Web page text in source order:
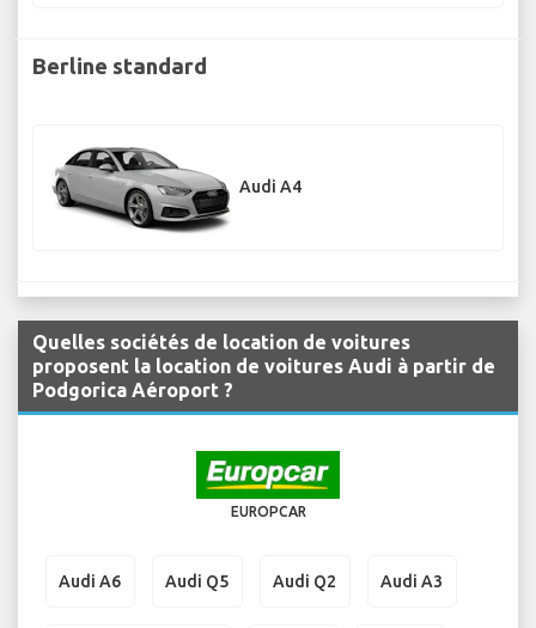
Berline standard
Audi A4
Quelles sociétés de location de voitures
proposent la location de voitures Audi à partir de
Podgorica Aéroport ?
EUROPCAR
Audi A6 Audi Q5 Audi Q2 Audi A3